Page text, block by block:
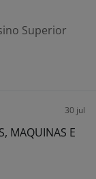
Superior
30 jul
MAQUINAS E